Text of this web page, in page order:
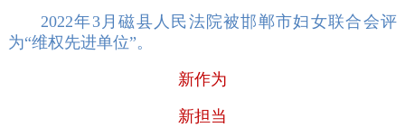
2022年3月磁县人民法院被邯郸市妇女联合会评
为“维权先进单位”。
新作为
新担当